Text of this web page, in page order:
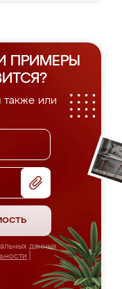
ПРИМЕРЫ
также или
данных